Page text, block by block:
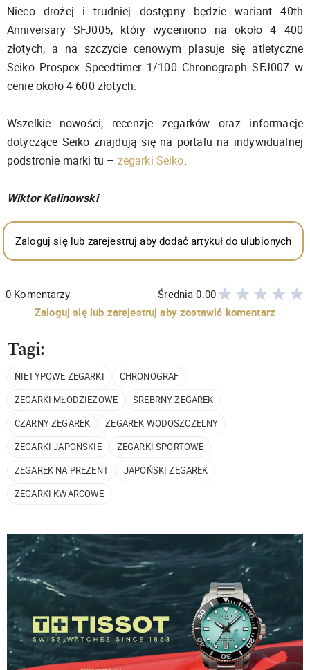
Nieco drożej i trudniej dostępny będzie wariant 40th
Anniversary SFJ005, który wyceniono na około 4 400
złotych, a na szczycie cenowym plasuje się atletyczne
Seiko Prospex Speedtimer 1/100 Chronograph SFJ007 w
cenie około 4 600 złotych.
Wszelkie nowości, recenzje zegarków oraz informacje
dotyczące Seiko znajdują się na portalu na indywidualnej
podstronie marki tu – zegarki Seiko.
Wiktor Kalinowski
Zaloguj się lub zarejestruj aby dodać artykuł do ulubionych
0 Komentarzy Średnia0.00
Zaloguj się lub zarejestruj aby zostawić komentarz
Tagi:
NIETYPOWE ZEGARKI
CHRONOGRAF
ZEGARKI MŁODZIEŻOWE
SREBRNY ZEGAREK
CZARNY ZEGAREK
ZEGAREK WODOSZCZELNY
ZEGARKI JAPOŃSKIE
ZEGARKI SPORTOWE
ZEGAREK NA PREZENT
JAPOŃSKI ZEGAREK
ZEGARKI KWARCOWE